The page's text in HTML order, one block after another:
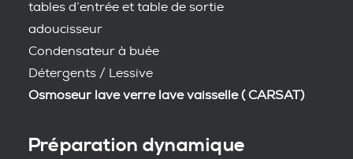
tables d’entrée et table de sortie
adoucisseur
Condensateur à buée
Détergents / Lessive
Osmoseur lave verre lave vaisselle ( CARSAT)
Préparation dynamique